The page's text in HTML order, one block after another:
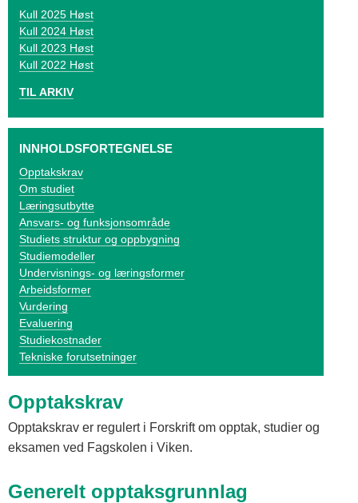
k
e
n
2025 Høst
2024 Høst
2023 Høst
2022 Høst
TIL ARKIV
INNHOLDSFORTEGNELSE
Opptakskrav
Om studiet
Læringsutbytte
Ansvars- og funksjonsområde
Studiets struktur og oppbygning
Studiemodeller
Undervisnings- og læringsformer
Arbeidsformer
Vurdering
Evaluering
Studiekostnader
Tekniske forutsetninger
Opptakskrav
Opptakskrav er regulert i Forskrift om opptak, studier og
eksamen ved Fagskolen i Viken.
Generelt opptaksgrunnlag